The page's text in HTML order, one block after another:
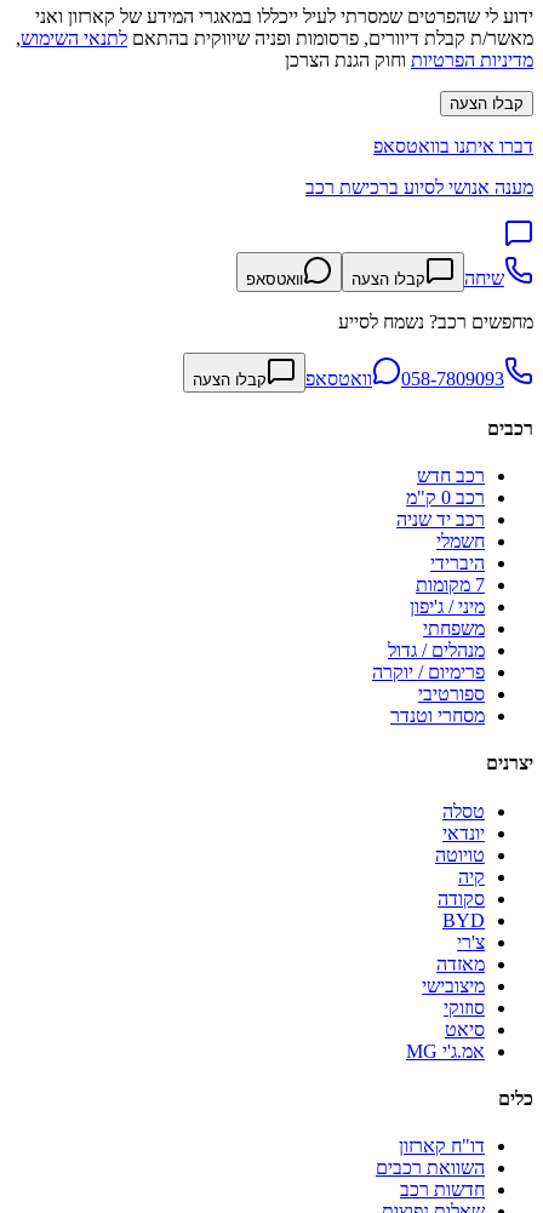
ידוע לי שהפרטים שמסרתי לעיל ייכללו במאגרי המידע של קארזון ואני
מאשר/ת קבלת דיוורים, פרסומות ופניה שיווקית בהתאם לתנאי השימוש,
מדיניות הפרטיות וחוק הגנת הצרכן
קבלו הצעה
דברו איתנו בוואטסאפ
מענה אנושי לסיוע ברכישת רכב
שיחה קבלו הצעה וואטסאפ
מחפשים רכב? נשמח לסייע
058-7809093 וואטסאפ קבלו הצעה
רכבים
רכב חדש
רכב 0 ק"מ
רכב יד שניה
חשמלי
היברידי
7 מקומות
מיני / ג'יפון
משפחתי
מנהלים / גדול
פרימיום / יוקרה
ספורטיבי
מסחרי וטנדר
יצרנים
טסלה
יונדאי
טויוטה
קיה
סקודה
BYD
צ'רי
מאזדה
מיצובישי
סוזוקי
סיאט
אמ.ג'י MG
כלים
דו"ח קארזון
השוואת רכבים
חדשות רכב